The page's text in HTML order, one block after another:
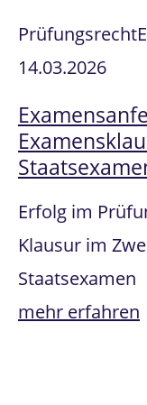
Prüfungsrecht
14.03.2026
Erfolg im
Klausur im
Staatsexamen
mehr erfahren